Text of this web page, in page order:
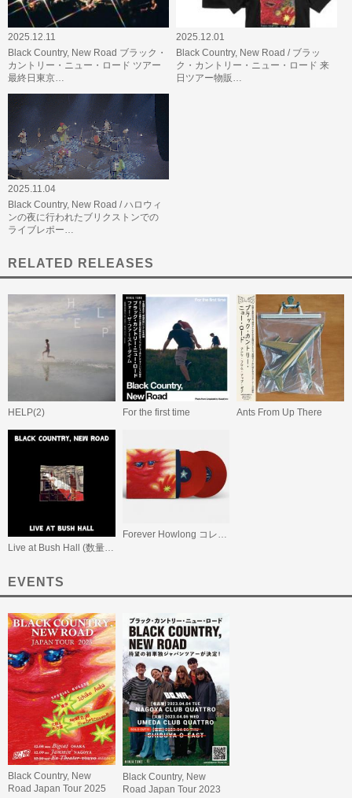
2025.12.11
Black Country, New Road ブラック・
カントリー・ニュー・ロード ツアー
最終日東京…
2025.12.01
Black Country, New Road / ブラッ
ク・カントリー・ニュー・ロード 来
日ツアー物販…
2025.11.04
Black Country, New Road / ハロウィ
ンの夜に行われたブリクストンでの
ライブレポー…
RELATED RELEASES
HELP(2) For the first time Ants From Up There
Live at Bush Hall (数量限定スペシャル・プライス盤)
Forever Howlong コレクターズ・エディション (※BEATINK.COM 限定販売※)
EVENTS
Black Country, New
Road Japan Tour 2025
Black Country, New
Road Japan Tour 2023